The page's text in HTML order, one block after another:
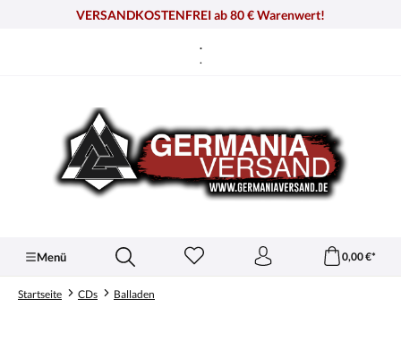
VERSANDKOSTENFREI ab 80 € Warenwert!
.
.
Menü 0,00 €*
Startseite CDs Balladen